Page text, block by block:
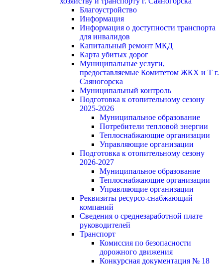
Благоустройство
Информация
Информация о доступности транспорта
для инвалидов
Капитальный ремонт МКД
Карта убитых дорог
Муниципальные услуги,
предоставляемые Комитетом ЖКХ и Т г.
Саяногорска
Муниципальный контроль
Подготовка к отопительному сезону
2025-2026
Муниципальное образование
Потребители тепловой энергии
Теплоснабжающие организации
Управляющие организации
Подготовка к отопительному сезону
2026-2027
Муниципальное образование
Теплоснабжающие организации
Управляющие организации
Реквизиты ресурсо-снабжающий
компаний
Сведения о среднезаработной плате
руководителей
Транспорт
Комиссия по безопасности
дорожного движения
Конкурсная документация № 18